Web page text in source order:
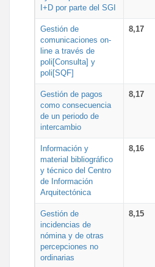
I+D por parte del SGI
Gestión de
comunicaciones on-
line a través de
poli[Consulta] y
poli[SQF]
8,17
Gestión de pagos
como consecuencia
de un periodo de
intercambio
8,17
Información y
material bibliográfico
y técnico del Centro
de Información
Arquitectónica
8,16
Gestión de
incidencias de
nómina y de otras
percepciones no
ordinarias
8,15